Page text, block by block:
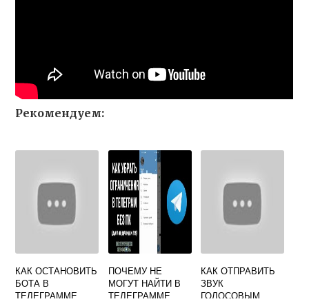
Рекомендуем:
КАК ОСТАНОВИТЬ
БОТА В
ТЕЛЕГРАММЕ
ПОЧЕМУ НЕ
МОГУТ НАЙТИ В
ТЕЛЕГРАММЕ
КАК ОТПРАВИТЬ
ЗВУК
ГОЛОСОВЫМ